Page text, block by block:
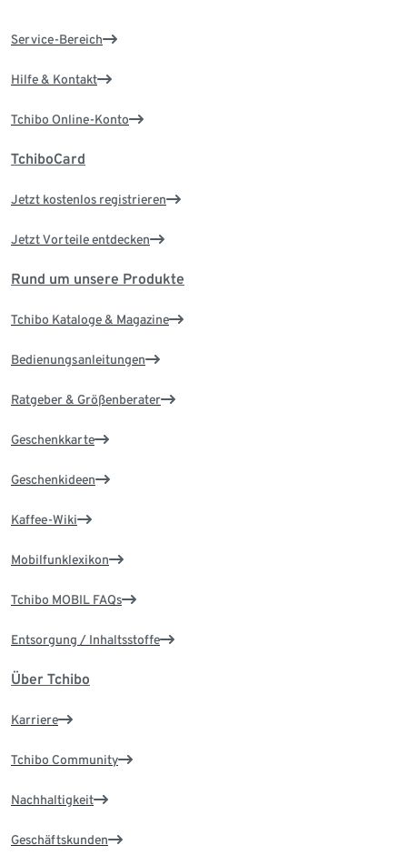
Service-Bereich
Hilfe & Kontakt
Tchibo Online-Konto
TchiboCard
Jetzt kostenlos registrieren
Jetzt Vorteile entdecken
Rund um unsere Produkte
Tchibo Kataloge & Magazine
Bedienungsanleitungen
Ratgeber & Größenberater
Geschenkkarte
Geschenkideen
Kaffee-Wiki
Mobilfunklexikon
Tchibo MOBIL FAQs
Entsorgung / Inhaltsstoffe
Über Tchibo
Karriere
Tchibo Community
Nachhaltigkeit
Geschäftskunden